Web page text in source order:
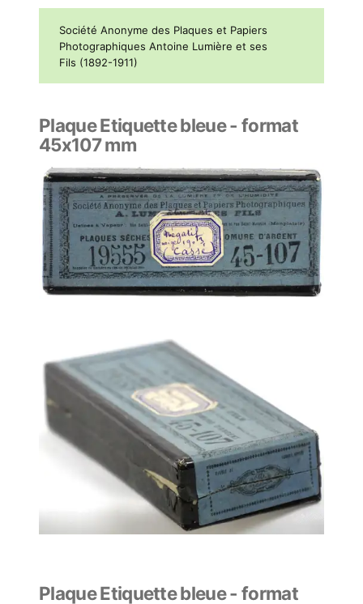
Société Anonyme des Plaques et Papiers
Photographiques Antoine Lumière et ses
Fils (1892-1911)
Plaque Etiquette bleue - format
45x107 mm
Plaque Etiquette bleue - format